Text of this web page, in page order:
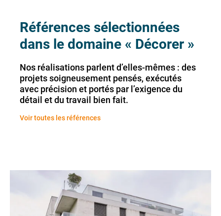
Références sélectionnées
dans le domaine « Décorer »
Nos réalisations parlent d’elles-mêmes : des
projets soigneusement pensés, exécutés
avec précision et portés par l’exigence du
détail et du travail bien fait.
Voir toutes les références